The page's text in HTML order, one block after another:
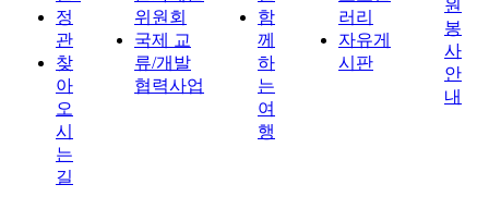
정
관
찾
아
오
시
는
길
위원회
국제 교
류/개발
협력사업
함
께
하
는
여
행
러리
자유게
시판
원
봉
사
안
내